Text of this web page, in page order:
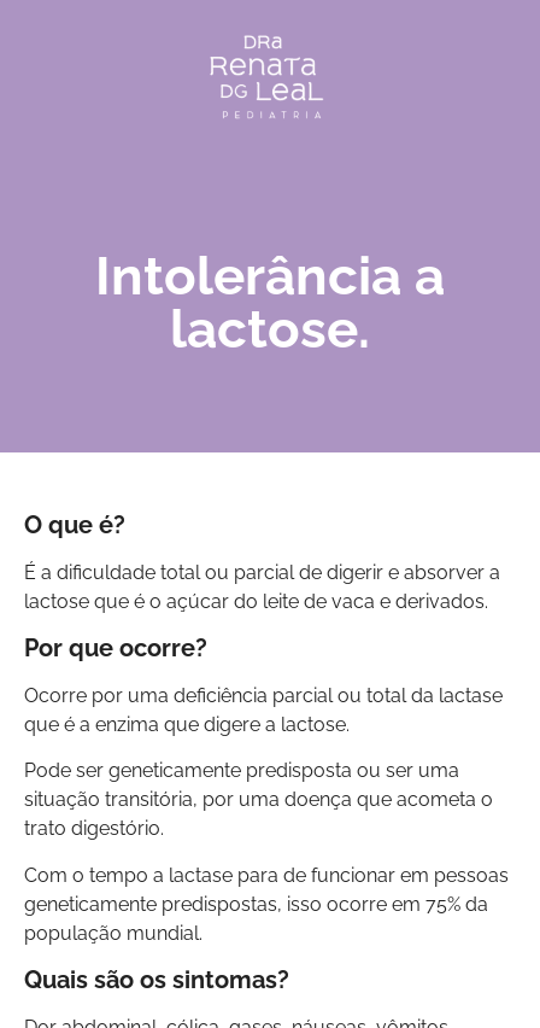
Intolerância a
lactose.
O que é?
É a dificuldade total ou parcial de digerir e absorver a
lactose que é o açúcar do leite de vaca e derivados.
Por que ocorre?
Ocorre por uma deficiência parcial ou total da lactase
que é a enzima que digere a lactose.
Pode ser geneticamente predisposta ou ser uma
situação transitória, por uma doença que acometa o
trato digestório.
Com o tempo a lactase para de funcionar em pessoas
geneticamente predispostas, isso ocorre em 75% da
população mundial.
Quais são os sintomas?